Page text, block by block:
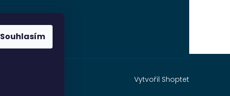
Souhlasím
Vytvořil Shoptet